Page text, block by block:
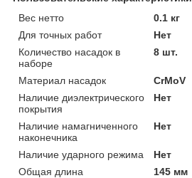
Вес нетто
0.1 кг
Для точных работ
Нет
Количество насадок в
наборе
8 шт.
Материал насадок
CrMoV
Наличие диэлектрического
покрытия
Нет
Наличие намагниченного
наконечника
Нет
Наличие ударного режима
Нет
Общая длина
145 мм